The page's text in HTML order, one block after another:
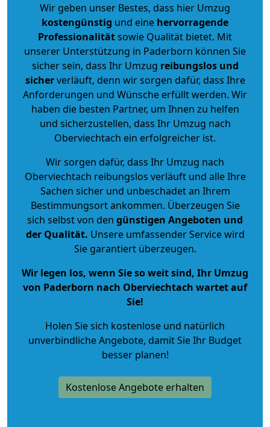
Wir geben unser Bestes, dass hier Umzug
kostengünstig und eine hervorragende
Professionalitätsowie Qualität bietet. Mit
unserer Unterstützung in Paderborn können Sie
sicher sein, dass Ihr Umzug reibungslos und
sicherverläuft, denn wir sorgen dafür, dass Ihre
Anforderungen und Wünsche erfüllt werden. Wir
haben die besten Partner, um Ihnen zu helfen
und sicherzustellen, dass Ihr Umzug nach
Oberviechtach ein erfolgreicher ist.
Wir sorgen dafür, dass Ihr Umzug nach
Oberviechtach reibungslos verläuft und alle Ihre
Sachen sicher und unbeschadet an Ihrem
Bestimmungsort ankommen. Überzeugen Sie
sich selbst von den günstigen Angeboten und
der Qualität. Unsere umfassender Service wird
Sie garantiert überzeugen.
Wir legen los, wenn Sie so weit sind, Ihr Umzug
von Paderborn nach Oberviechtach wartet auf
Sie!
Holen Sie sich kostenlose und natürlich
unverbindliche Angebote, damit Sie Ihr Budget
besser planen!
Kostenlose Angebote erhalten